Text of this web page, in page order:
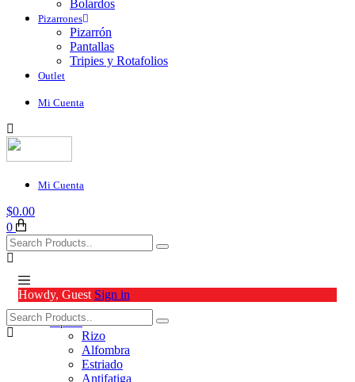
Bolardos
Pizarrones
Pizarrón
Pantallas
Tripies y Rotafolios
Outlet
Mi Cuenta
Mi Cuenta
$0.00
0
Howdy, Guest Sign in
Tapetes
Rizo
Alfombra
Estriado
Antifatiga